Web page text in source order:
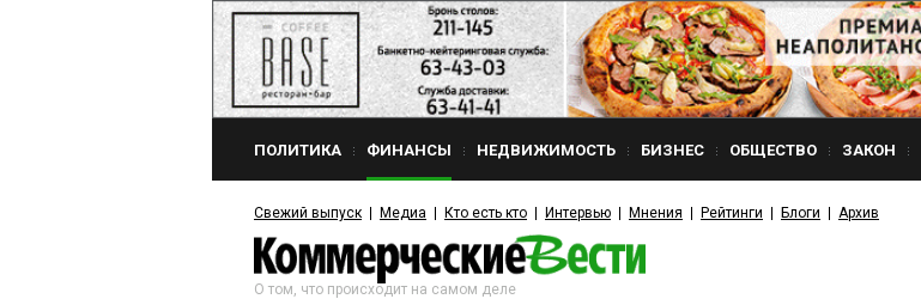
ПОЛИТИКА ФИНАНСЫ НЕДВИЖИМОСТЬ БИЗНЕС ОБЩЕСТВО ЗАКОН
Свежий выпуск Медиа Кто есть кто Интервью Мнения Рейтинги Блоги Архив
О том, что происходит на самом деле